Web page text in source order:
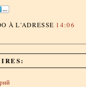
À L'ADRESSE 14:06